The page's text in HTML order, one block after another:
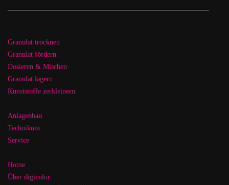
Granulat trocknen
Granulat fördern
Dosieren & Mischen
Granulat lagern
Kunststoffe zerkleinern
Anlagenbau
Technikum
Service
Home
Über digicolor